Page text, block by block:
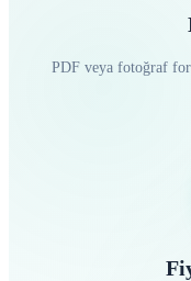
PDF veya fotoğraf